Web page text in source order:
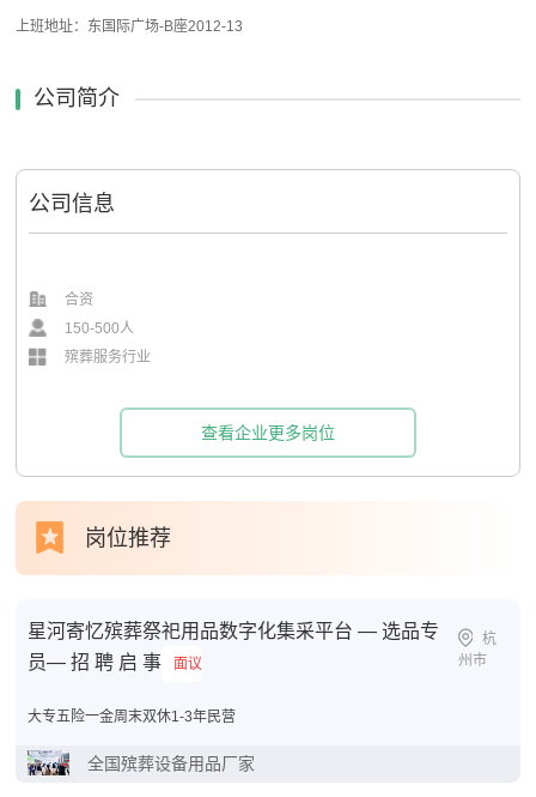
上班地址：东国际广场-B座2012-13
公司简介
公司信息
合资
150-500人
殡葬服务行业
查看企业更多岗位
岗位推荐
星河寄忆殡葬祭祀用品数字化集采平台 — 选品专
员— 招 聘 启 事
面议
杭
州市
大专五险一金周末双休1-3年民营
全国殡葬设备用品厂家